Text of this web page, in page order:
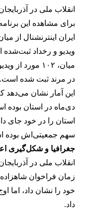
انقلاب ملی در
برای مشاهده این
ویدیو و رخداد ثبت‌شده
در مرند ثبت شده است.
این آمار نشان می‌دهد
استان را در خود جای
سهم جمعیتی‌اش بوده
جغرافیا و شکل‌گیری
زمان فراخوان
داد.